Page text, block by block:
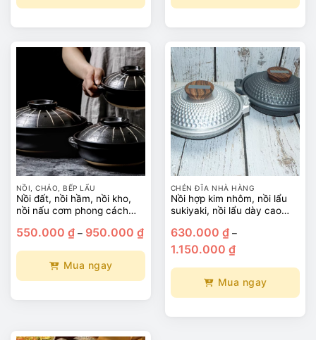
phẩm
thể.
Các
tùy
chọn
có
thể
được
chọn
trang
sản
phẩm
có
nhiều
biến
thể.
Các
tùy
chọn
có
thể
được
chọn
trang
sản
phẩm
NỒI, CHẢO, BẾP LẨU
Nồi đất, nồi hầm, nồi kho,
nồi nấu cơm phong cách
550.000 ₫ – 950.000 ₫Khoảng
giá:
550.000 ₫
950.000 ₫
Mua ngay
phẩm
CHÉN ĐĨA NHÀ HÀNG
Nồi hợp kim nhôm, nồi lẩu
sukiyaki, nồi lẩu dày cao
630.000 ₫ –
1.150.000 ₫Khoảng
giá:
đến
1.150.000 ₫
Mua ngay
phẩm